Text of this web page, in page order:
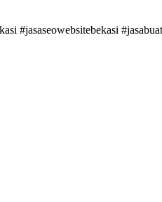
#jasaseowebsitebekasi